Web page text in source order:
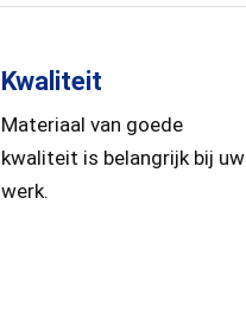
Kwaliteit
Materiaal van goede
kwaliteit is belangrijk bij uw
werk.